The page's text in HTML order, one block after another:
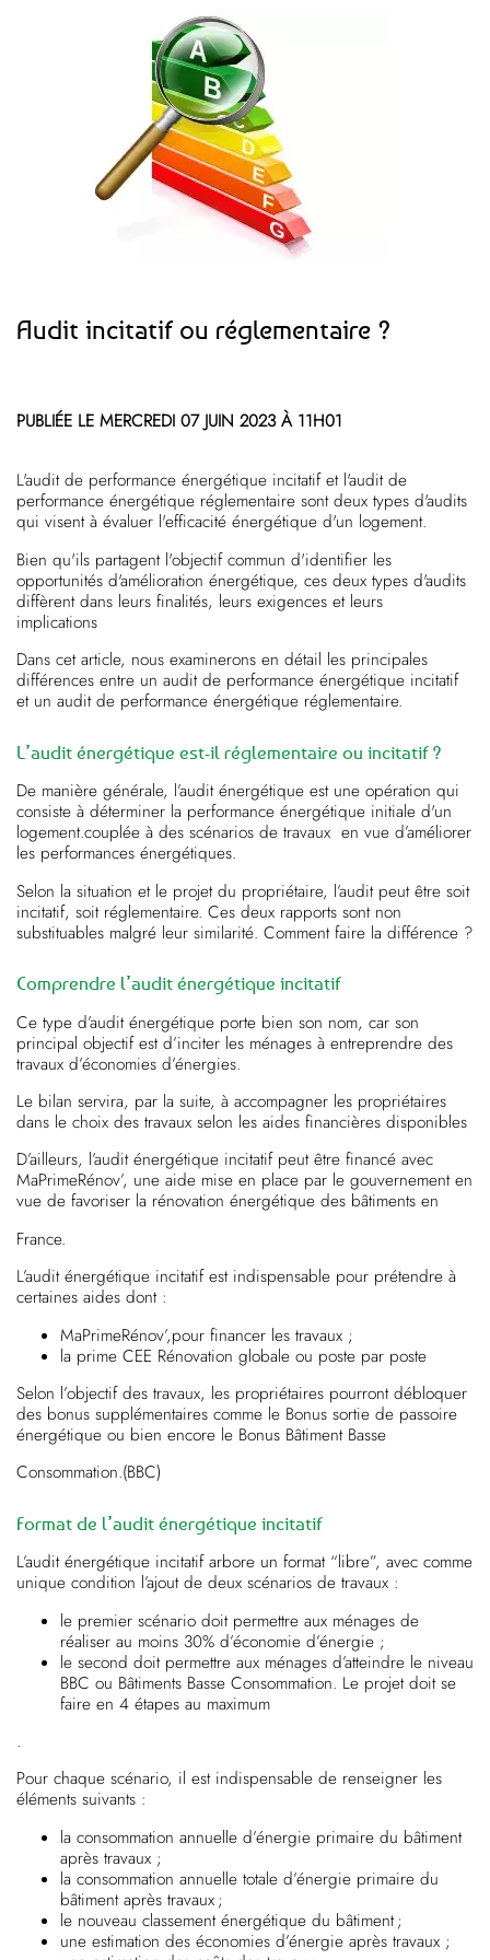
Audit incitatif ou réglementaire ?
PUBLIÉE LE MERCREDI 07 JUIN 2023 À 11H01
L'audit de performance énergétique incitatif et l'audit de
performance énergétique réglementaire sont deux types d'audits
qui visent à évaluer l'efficacité énergétique d'un logement.
Bien qu'ils partagent l'objectif commun d'identifier les
opportunités d'amélioration énergétique, ces deux types d'audits
diffèrent dans leurs finalités, leurs exigences et leurs
implications
Dans cet article, nous examinerons en détail les principales
différences entre un audit de performance énergétique incitatif
et un audit de performance énergétique réglementaire.
L’audit énergétique est-il réglementaire ou incitatif ?
De manière générale, l’audit énergétique est une opération qui
consiste à déterminer la performance énergétique initiale d'un
logement.couplée à des scénarios de travaux en vue d’améliorer
les performances énergétiques.
Selon la situation et le projet du propriétaire, l’audit peut être soit
incitatif, soit réglementaire. Ces deux rapports sont non
substituables malgré leur similarité. Comment faire la différence ?
Comprendre l’audit énergétique incitatif
Ce type d’audit énergétique porte bien son nom, car son
principal objectif est d’inciter les ménages à entreprendre des
travaux d’économies d’énergies.
Le bilan servira, par la suite, à accompagner les propriétaires
dans le choix des travaux selon les aides financières disponibles
D’ailleurs, l’audit énergétique incitatif peut être financé avec
MaPrimeRénov’, une aide mise en place par le gouvernement en
vue de favoriser la rénovation énergétique des bâtiments en
France.
L’audit énergétique incitatif est indispensable pour prétendre à
certaines aides dont :
MaPrimeRénov’,pour financer les travaux ;
la prime CEE Rénovation globale ou poste par poste
Selon l’objectif des travaux, les propriétaires pourront débloquer
des bonus supplémentaires comme le Bonus sortie de passoire
énergétique ou bien encore le Bonus Bâtiment Basse
Consommation.(BBC)
Format de l’audit énergétique incitatif
L’audit énergétique incitatif arbore un format “libre”, avec comme
unique condition l’ajout de deux scénarios de travaux :
le premier scénario doit permettre aux ménages de
réaliser au moins 30% d’économie d’énergie ;
le second doit permettre aux ménages d’atteindre le niveau
BBC ou Bâtiments Basse Consommation. Le projet doit se
faire en 4 étapes au maximum
.
Pour chaque scénario, il est indispensable de renseigner les
éléments suivants :
la consommation annuelle d’énergie primaire du bâtiment
après travaux ;
la consommation annuelle totale d’énergie primaire du
bâtiment après travaux ;
le nouveau classement énergétique du bâtiment ;
une estimation des économies d’énergie après travaux ;